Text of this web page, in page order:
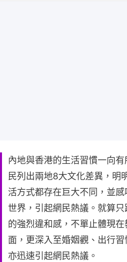
內地與香港的生活習慣一向
民列出兩地8大文化差異，明
活方式都存在巨大不同，並
世界，引起網民熱議。就算
的強烈違和感，不單止體現
面，更深入至婚姻觀、出行
亦迅速引起網民熱議。